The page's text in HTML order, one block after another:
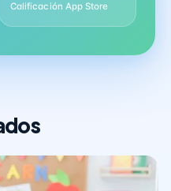
Calificación App Store